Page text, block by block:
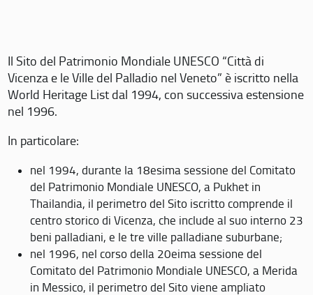
Il Sito del Patrimonio Mondiale UNESCO “Città di
Vicenza e le Ville del Palladio nel Veneto” è iscritto nella
World Heritage List dal 1994, con successiva estensione
nel 1996.
In particolare:
nel 1994, durante la 18esima sessione del Comitato
del Patrimonio Mondiale UNESCO, a Pukhet in
Thailandia, il perimetro del Sito iscritto comprende il
centro storico di Vicenza, che include al suo interno 23
beni palladiani, e le tre ville palladiane suburbane;
nel 1996, nel corso della 20eima sessione del
Comitato del Patrimonio Mondiale UNESCO, a Merida
in Messico, il perimetro del Sito viene ampliato